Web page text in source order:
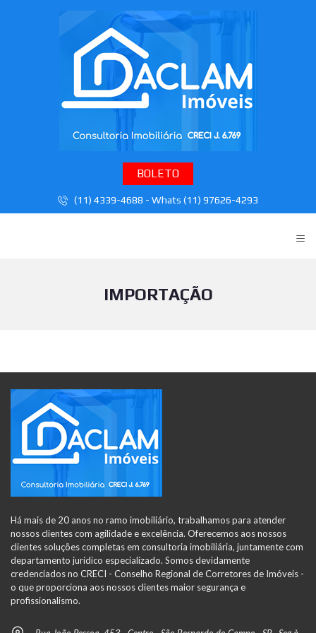
BOLETO
(11) 4339-4688 - Whats (11) 97626-4293
≡
IMPORTAÇÃO
Há mais de 20 anos no ramo imobiliário, trabalhamos para atender
nossos clientes com agilidade e excelência. Oferecemos aos nossos
clientes soluções completas em consultoria imobiliária, juntamente com
departamento jurídico especializado. Somos devidamente
credenciados no CRECI - Conselho Regional de Corretores de Imóveis -
o que proporciona aos nossos clientes maior segurança e
profissionalismo.